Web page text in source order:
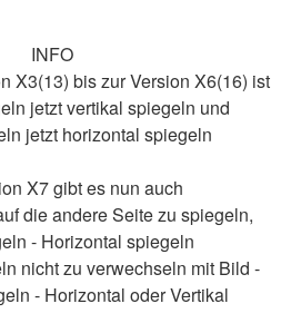
INFO
X3(13) bis zur Version X6(16) ist
jetzt vertikal spiegeln und
jetzt horizontal spiegeln
X7 gibt es nun auch
die andere Seite zu spiegeln,
- Horizontal spiegeln
nicht zu verwechseln mit Bild -
- Horizontal oder Vertikal